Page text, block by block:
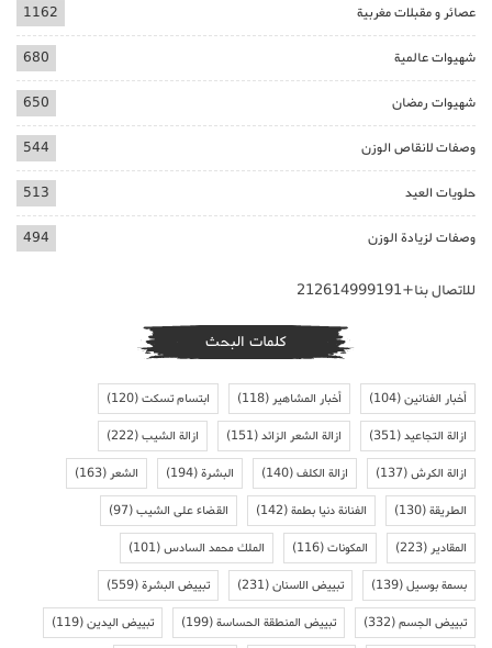
عصائر و مقبلات مغربية 1162
شهيوات عالمية 680
شهيوات رمضان 650
وصفات لانقاص الوزن 544
حلويات العيد 513
وصفات لزيادة الوزن 494
للاتصال بنا+212614999191
كلمات البحث
أخبار الفنانين(104) أخبار المشاهير(118) ابتسام تسكت(120)
ازالة التجاعيد(351) ازالة الشعر الزائد(151) ازالة الشيب(222)
ازالة الكرش(137) ازالة الكلف(140) البشرة(194) الشعر(163)
الطريقة(130) الفنانة دنيا بطمة(142) القضاء على الشيب(97)
المقادير(223) المكونات(116) الملك محمد السادس(101)
بسمة بوسيل(139) تبييض الاسنان(231) تبييض البشرة(559)
تبييض الجسم(332) تبييض المنطقة الحساسة(199) تبييض اليدين(119)